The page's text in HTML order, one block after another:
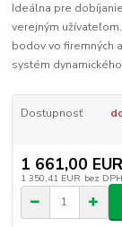
Ideálna pre
verejným
bodov vo firemných
systém
Dostupnosť
1 661,00 EUR
1 350,41 EUR bez DPH